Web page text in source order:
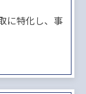
に特化し、事